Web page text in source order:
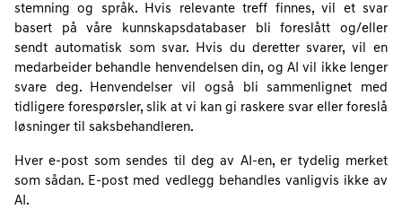
stemning og språk. Hvis relevante treff finnes, vil et svar
basert på våre kunnskapsdatabaser bli foreslått og/eller
sendt automatisk som svar. Hvis du deretter svarer, vil en
medarbeider behandle henvendelsen din, og AI vil ikke lenger
svare deg. Henvendelser vil også bli sammenlignet med
tidligere forespørsler, slik at vi kan gi raskere svar eller foreslå
løsninger til saksbehandleren.
Hver e-post som sendes til deg av AI-en, er tydelig merket
som sådan. E-post med vedlegg behandles vanligvis ikke av
AI.